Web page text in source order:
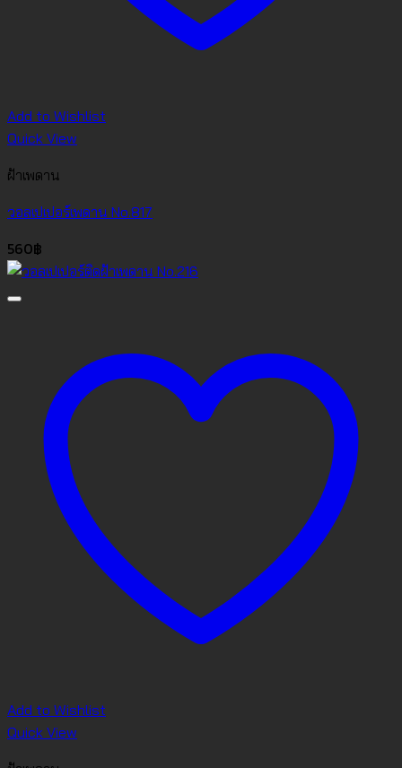
Add to Wishlist
Quick View
ฝ้าเพดาน
วอลเปเปอร์เพดาน No.817
560฿
Add to Wishlist
Quick View